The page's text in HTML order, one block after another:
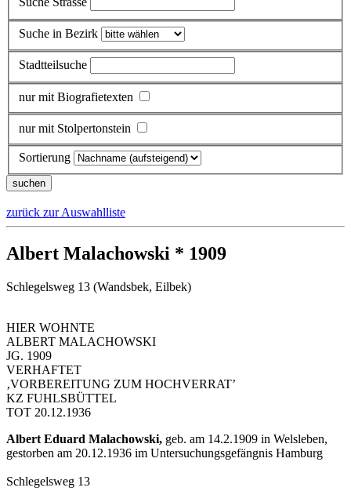
Suche in Bezirk
Stadtteilsuche
nur mit Biografietexten
nur mit Stolpertonstein
Sortierung
zurück zur Auswahlliste
Albert Malachowski * 1909
Schlegelsweg 13 (Wandsbek, Eilbek)
HIER WOHNTE
ALBERT MALACHOWSKI
JG. 1909
VERHAFTET
‚VORBEREITUNG ZUM HOCHVERRAT’
KZ FUHLSBÜTTEL
TOT 20.12.1936
Albert Eduard Malachowski, geb. am 14.2.1909 in Welsleben,
gestorben am 20.12.1936 im Untersuchungsgefängnis Hamburg
Schlegelsweg 13